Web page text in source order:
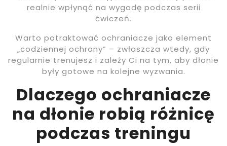
realnie wpłynąć na wygodę podczas serii
ćwiczeń.
Warto potraktować ochraniacze jako element
„codziennej ochrony” – zwłaszcza wtedy, gdy
regularnie trenujesz i zależy Ci na tym, aby dłonie
były gotowe na kolejne wyzwania.
Dlaczego ochraniacze
na dłonie robią różnicę
podczas treningu